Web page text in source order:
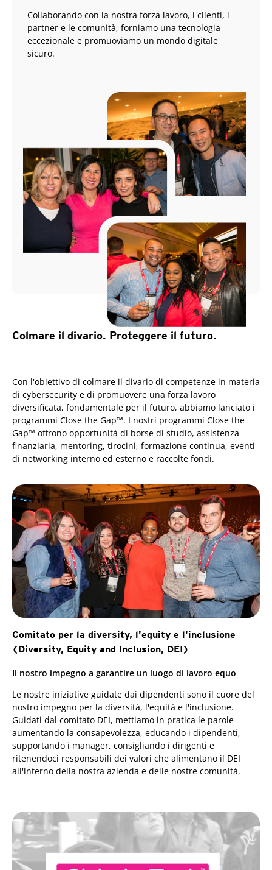
Collaborando con la nostra forza lavoro, i clienti, i
partner e le comunità, forniamo una tecnologia
eccezionale e promuoviamo un mondo digitale
sicuro.
Colmare il divario. Proteggere il futuro.
Con l'obiettivo di colmare il divario di competenze in materia
di cybersecurity e di promuovere una forza lavoro
diversificata, fondamentale per il futuro, abbiamo lanciato i
programmi Close the Gap™. I nostri programmi Close the
Gap™ offrono opportunità di borse di studio, assistenza
finanziaria, mentoring, tirocini, formazione continua, eventi
di networking interno ed esterno e raccolte fondi.
Comitato per la diversity, l'equity e l'inclusione
(Diversity, Equity and Inclusion, DEI)
Il nostro impegno a garantire un luogo di lavoro equo
Le nostre iniziative guidate dai dipendenti sono il cuore del
nostro impegno per la diversità, l'equità e l'inclusione.
Guidati dal comitato DEI, mettiamo in pratica le parole
aumentando la consapevolezza, educando i dipendenti,
supportando i manager, consigliando i dirigenti e
ritenendoci responsabili dei valori che alimentano il DEI
all'interno della nostra azienda e delle nostre comunità.